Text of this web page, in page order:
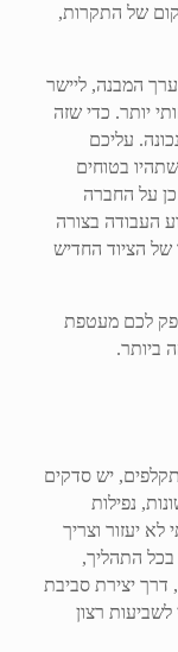
של התקרות,
המבנה, ליישר
יותר. כדי שזה
עליכם
בטוחים
על החברה
העבודה בצורה
של הציוד החדיש
לכם מעטפת
ביותר.
יש סדקים
נפילות
יעזור וצריך
בכל התהליך,
דרך יצירת סביבת
לשביעות רצון